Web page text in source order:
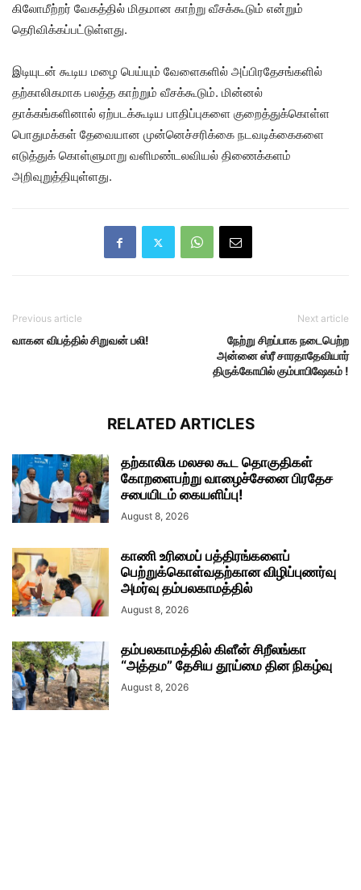
கிலோமீற்றர் வேகத்தில் மிதமான காற்று வீசக்கூடும் என்றும்
தெரிவிக்கப்பட்டுள்ளது.
இடியுடன் கூடிய மழை பெய்யும் வேளைகளில் அப்பிரதேசங்களில்
தற்காலிகமாக பலத்த காற்றும் வீசக்கூடும். மின்னல்
தாக்கங்களினால் ஏற்படக்கூடிய பாதிப்புகளை குறைத்துக்கொள்ள
பொதுமக்கள் தேவையான முன்னெச்சரிக்கை நடவடிக்கைகளை
எடுத்துக் கொள்ளுமாறு வளிமண்டலவியல் திணைக்களம்
அறிவுறுத்தியுள்ளது.
Previous article
வாகன விபத்தில் சிறுவன் பலி!
Next article
நேற்று சிறப்பாக நடைபெற்ற
அன்னை ஸ்ரீ சாரதாதேவியார்
திருக்கோயில் கும்பாபிஷேகம் !
RELATED ARTICLES
தற்காலிக மலசல கூட தொகுதிகள்
கோறளைபற்று வாழைச்சேனை பிரதேச
சபையிடம் கையளிப்பு!
August 8, 2026
காணி உரிமைப் பத்திரங்களைப்
பெற்றுக்கொள்வதற்கான விழிப்புணர்வு
அமர்வு தம்பலகாமத்தில்
August 8, 2026
தம்பலகாமத்தில் கிளீன் சிறீலங்கா
“அத்தம” தேசிய தூய்மை தின நிகழ்வு
August 8, 2026